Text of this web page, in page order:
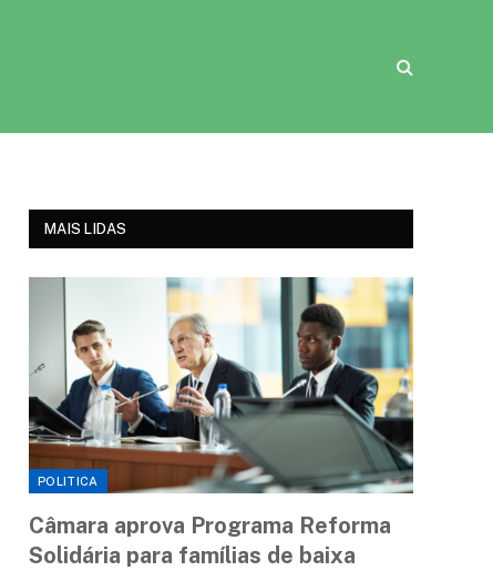
MAIS LIDAS
POLITICA
Câmara aprova Programa Reforma
Solidária para famílias de baixa